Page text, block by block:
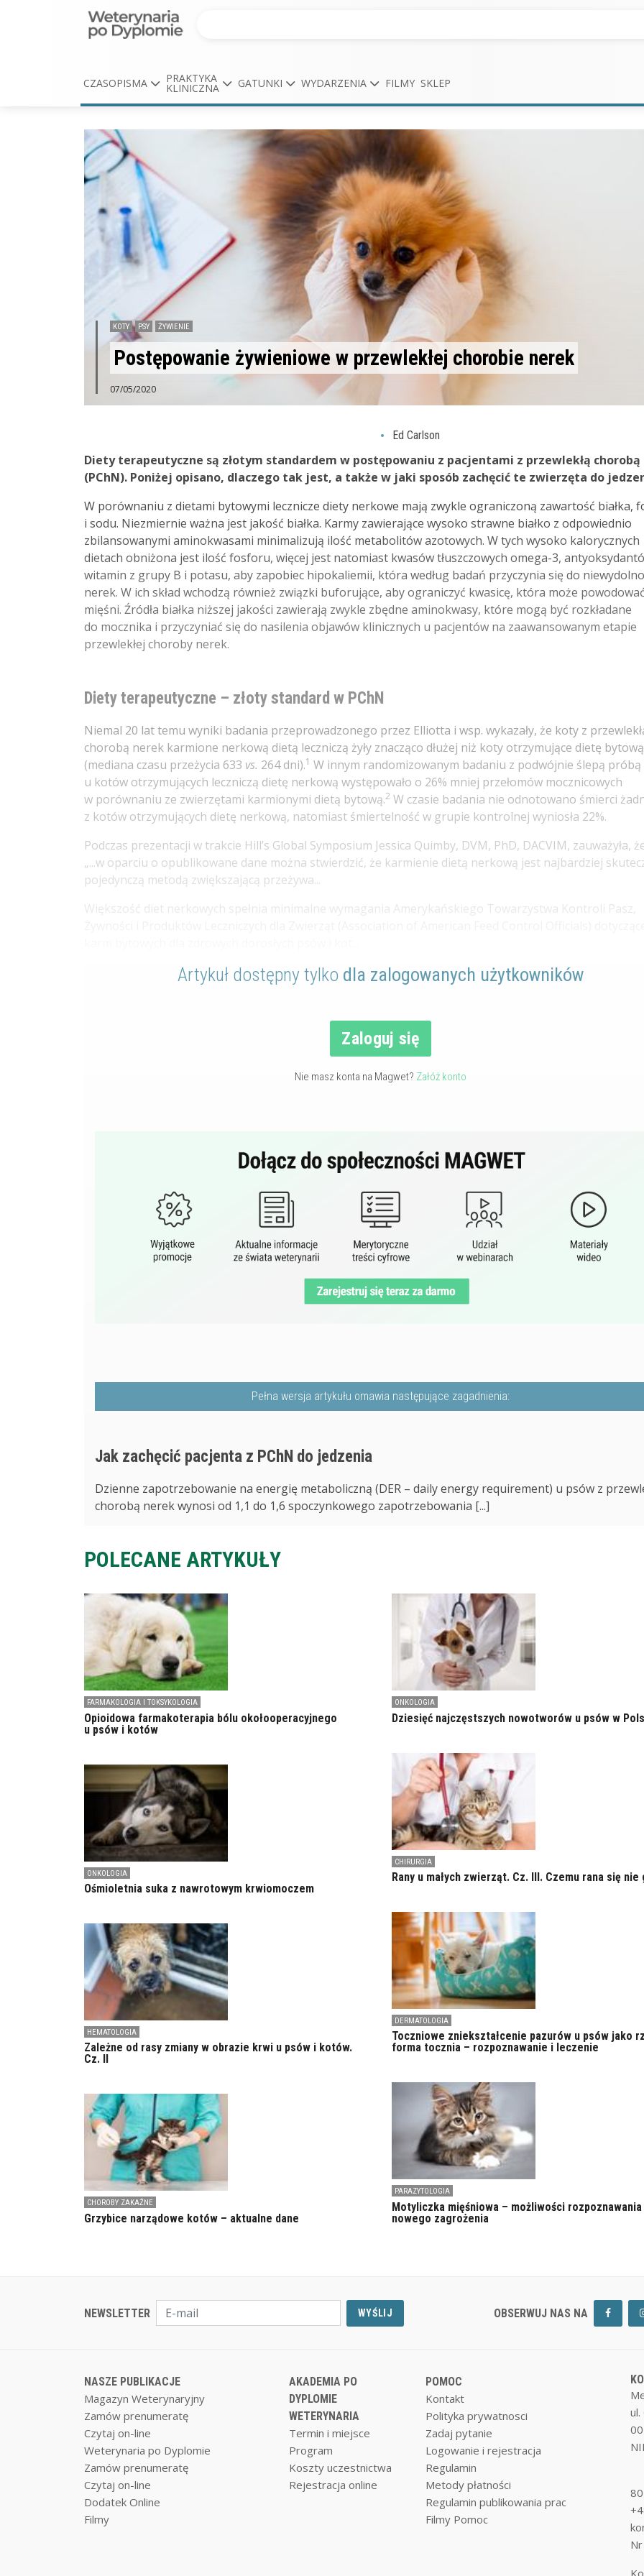
CZASOPISMA PRAKTYKA
KLINICZNA GATUNKI WYDARZENIA FILMY SKLEP
KOTY PSY ŻYWIENIE
Postępowanie żywieniowe w przewlekłej chorobie nerek
07/05/2020
Ed Carlson
Diety terapeutyczne są złotym standardem w postępowaniu z pacjentami z przewlekłą
(PChN). Poniżej opisano, dlaczego tak jest, a także w jaki sposób zachęcić te zwierzęta do
W porównaniu z dietami bytowymi lecznicze diety nerkowe mają zwykle ograniczoną zawartość białka,
i sodu. Niezmiernie ważna jest jakość białka. Karmy zawierające wysoko strawne białko z odpowiednio
zbilansowanymi aminokwasami minimalizują ilość metabolitów azotowych. W tych wysoko kalorycznych
dietach obniżona jest ilość fosforu, więcej jest natomiast kwasów tłuszczowych omega-3,
witamin z grupy B i potasu, aby zapobiec hipokaliemii, która według badań przyczynia się do
nerek. W ich skład wchodzą również związki buforujące, aby ograniczyć kwasicę, która może
mięśni. Źródła białka niższej jakości zawierają zwykle zbędne aminokwasy, które mogą być rozkładane
do mocznika i przyczyniać się do nasilenia objawów klinicznych u pacjentów na zaawansowanym etapie
przewlekłej choroby nerek.
Diety terapeutyczne – złoty standard w PChN
Niemal 20 lat temu wyniki badania przeprowadzonego przez Elliotta i wsp. wykazały, że koty z
chorobą nerek karmione nerkową dietą leczniczą żyły znacząco dłużej niż koty otrzymujące dietę bytową
(mediana czasu przeżycia 633 vs. 264 dni).1 W innym randomizowanym badaniu z podwójnie ślepą próbą
u kotów otrzymujących leczniczą dietę nerkową występowało o 26% mniej przełomów mocznicowych
w porównaniu ze zwierzętami karmionymi dietą bytową.2 W czasie badania nie odnotowano śmierci
z kotów otrzymujących dietę nerkową, natomiast śmiertelność w grupie kontrolnej wyniosła 22%.
Podczas prezentacji w trakcie Hill’s Global Symposium Jessica Quimby, DVM, PhD, DACVIM, zauważyła,
„...w oparciu o opublikowane dane można stwierdzić, że karmienie dietą nerkową jest najbardziej
pojedynczą metodą zwiększającą przeżywa...
Większość diet nerkowych spełnia minimalne wymagania Amerykańskiego Towarzystwa Kontroli Pasz,
Artykuł dostępny tylko dla zalogowanych użytkowników
Zaloguj się
Nie masz konta na Magwet? Załóż konto
Pełna wersja artykułu omawia następujące zagadnienia:
Jak zachęcić pacjenta z PChN do jedzenia
Dzienne zapotrzebowanie na energię metaboliczną (DER – daily energy requirement) u psów z
chorobą nerek wynosi od 1,1 do 1,6 spoczynkowego zapotrzebowania [...]
POLECANE ARTYKUŁY
FARMAKOLOGIA I TOKSYKOLOGIA
Opioidowa farmakoterapia bólu okołooperacyjnego
u psów i kotów
ONKOLOGIA
Ośmioletnia suka z nawrotowym krwiomoczem
HEMATOLOGIA
Zależne od rasy zmiany w obrazie krwi u psów i kotów.
Cz. II
CHOROBY ZAKAŹNE
Grzybice narządowe kotów – aktualne dane
ONKOLOGIA
Dziesięć najczęstszych nowotworów u psów w
CHIRURGIA
Rany u małych zwierząt. Cz. III. Czemu rana się nie
DERMATOLOGIA
Toczniowe zniekształcenie pazurów u psów jako
forma tocznia – rozpoznawanie i leczenie
PARAZYTOLOGIA
Motyliczka mięśniowa – możliwości rozpoznawania
nowego zagrożenia
NEWSLETTER WYŚLIJ OBSERWUJ NAS NA
NASZE PUBLIKACJE
Magazyn Weterynaryjny
Zamów prenumeratę
Czytaj on-line
Weterynaria po Dyplomie
Zamów prenumeratę
Czytaj on-line
Dodatek Online
Filmy
AKADEMIA PO
DYPLOMIE
WETERYNARIA
Termin i miejsce
Program
Koszty uczestnictwa
Rejestracja online
POMOC
Kontakt
Polityka prywatnosci
Zadaj pytanie
Logowanie i rejestracja
Regulamin
Metody płatności
Regulamin publikowania prac
Filmy Pomoc